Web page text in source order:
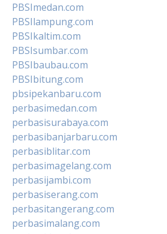
PBSImedan.com
PBSIlampung.com
PBSIkaltim.com
PBSIsumbar.com
PBSIbaubau.com
PBSIbitung.com
pbsipekanbaru.com
perbasimedan.com
perbasisurabaya.com
perbasibanjarbaru.com
perbasiblitar.com
perbasimagelang.com
perbasijambi.com
perbasiserang.com
perbasitangerang.com
perbasimalang.com